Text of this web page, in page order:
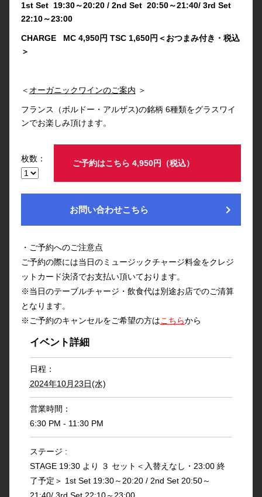
1st Set 19:30～20:20 / 2nd Set 20:50～21:40/ 3rd Set
22:10～23:00
CHARGE MC 4,950円 TSC 1,650円＜おつまみ付き・税込
＞
＜ オーガニックワインのご案内 ＞
フランス（ボルドー・アルザス)の銘柄 6種類をグラスワイ
ンでお楽しみ頂けます。
枚数： ご予約はこちら 4,950円（税込）
お問い合わせこちら chevron_right
・ご予約へのご注意点
ご予約の際には当日のミュージックチャージ料金をクレジ
ットカード決済でお支払い頂いております。
※当日のテーブルチャージ・飲食代は別途お店でのご清算
となります。
※ご予約のキャンセルをご希望の方はこちらから
イベント詳細
日程：
2024年10月23日(水)
営業時間：
6:30 PM - 11:30 PM
ステージ :
STAGE 19:30 より ３ セット＜入替えなし・23:00 終
了予定＞ 1st Set 19:30～20:20 / 2nd Set 20:50～